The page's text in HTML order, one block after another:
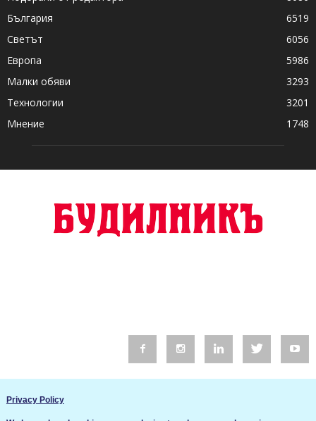
България
6519
Светът
6056
Европа
5986
Малки обяви
3293
Технологии
3201
Мнение
1748
Privacy Policy